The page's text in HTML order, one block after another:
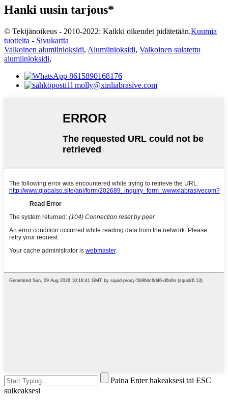
Hanki uusin tarjous*
© Tekijänoikeus - 2010-2022: Kaikki oikeudet pidätetään.Kuumia
tuotteita - Sivukartta
Valkoinen alumiinioksidi, Alumiinioksidi, Valkoinen sulatettu
alumiinioksidi,
8615890168176
molly@xinliabrasive.com
Paina Enter hakeaksesi tai ESC
sulkeaksesi